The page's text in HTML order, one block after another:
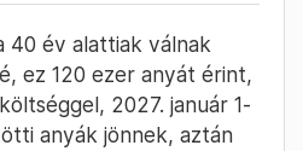
40 év alattiak válnak
ez 120 ezer anyát érint,
2027. január 1-
anyák jönnek, aztán